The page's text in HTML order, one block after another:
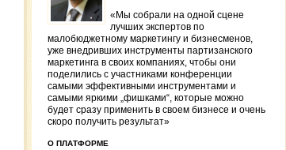
«Мы собрали на одной сцене
лучших экспертов по
малобюджетному маркетингу и бизнесменов,
уже внедривших инструменты партизанского
маркетинга в своих компаниях, чтобы они
поделились с участниками конференции
самыми эффективными инструментами и
самыми яркими „фишками“, которые можно
будет сразу применить в своем бизнесе и очень
скоро получить результат»
О ПЛАТФОРМЕ